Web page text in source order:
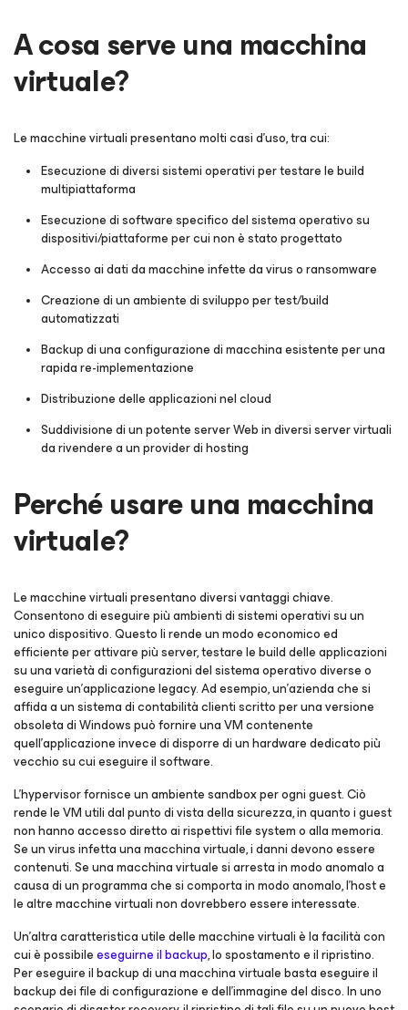
A cosa serve una macchina
virtuale?
Le macchine virtuali presentano molti casi d'uso, tra cui:
Esecuzione di diversi sistemi operativi per testare le build
multipiattaforma
Esecuzione di software specifico del sistema operativo su
dispositivi/piattaforme per cui non è stato progettato
Accesso ai dati da macchine infette da virus o ransomware
Creazione di un ambiente di sviluppo per test/build
automatizzati
Backup di una configurazione di macchina esistente per una
rapida re-implementazione
Distribuzione delle applicazioni nel cloud
Suddivisione di un potente server Web in diversi server virtuali
da rivendere a un provider di hosting
Perché usare una macchina
virtuale?
Le macchine virtuali presentano diversi vantaggi chiave.
Consentono di eseguire più ambienti di sistemi operativi su un
unico dispositivo. Questo li rende un modo economico ed
efficiente per attivare più server, testare le build delle applicazioni
su una varietà di configurazioni del sistema operativo diverse o
eseguire un'applicazione legacy. Ad esempio, un'azienda che si
affida a un sistema di contabilità clienti scritto per una versione
obsoleta di Windows può fornire una VM contenente
quell'applicazione invece di disporre di un hardware dedicato più
vecchio su cui eseguire il software.
L'hypervisor fornisce un ambiente sandbox per ogni guest. Ciò
rende le VM utili dal punto di vista della sicurezza, in quanto i guest
non hanno accesso diretto ai rispettivi file system o alla memoria.
Se un virus infetta una macchina virtuale, i danni devono essere
contenuti. Se una macchina virtuale si arresta in modo anomalo a
causa di un programma che si comporta in modo anomalo, l'host e
le altre macchine virtuali non dovrebbero essere interessate.
Un'altra caratteristica utile delle macchine virtuali è la facilità con
cui è possibileeseguirne il backup, lo spostamento e il ripristino.
Per eseguire il backup di una macchina virtuale basta eseguire il
backup dei file di configurazione e dell'immagine del disco. In uno